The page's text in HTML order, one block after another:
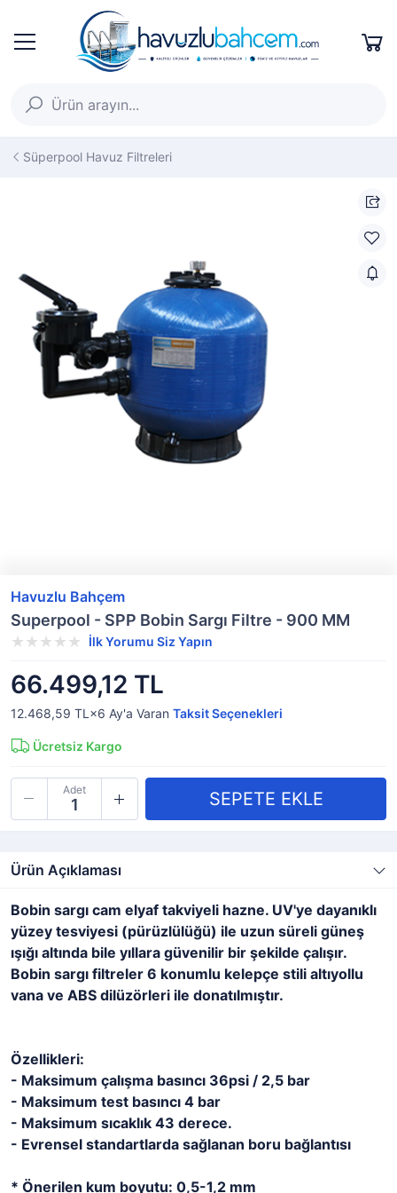
Süperpool Havuz Filtreleri
Havuzlu Bahçem
Superpool - SPP Bobin Sargı Filtre - 900 MM
İlk Yorumu Siz Yapın
66.499,12 TL
12.468,59 TL×6 Ay'a Varan Taksit Seçenekleri
Ücretsiz Kargo
Adet
Ürün Açıklaması
Bobin sargı cam elyaf takviyeli hazne. UV'ye dayanıklı
yüzey tesviyesi (pürüzlülüğü) ile uzun süreli güneş
ışığı altında bile yıllara güvenilir bir şekilde çalışır.
Bobin sargı filtreler 6 konumlu kelepçe stili altıyollu
vana ve ABS dilüzörleri ile donatılmıştır.
Özellikleri:
- Maksimum çalışma basıncı 36psi / 2,5 bar
- Maksimum test basıncı 4 bar
- Maksimum sıcaklık 43 derece.
- Evrensel standartlarda sağlanan boru bağlantısı
* Önerilen kum boyutu: 0,5-1,2 mm